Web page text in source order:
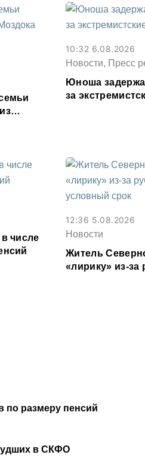
по размеру пенсий
в СКФО
10:32 6.08.2026
Новости, Пресс
Юноша
за
числе
12:36 5.08.2026
Новости
Житель
«лирику» из-за